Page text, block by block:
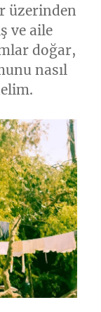
üzerinden
ve aile
doğar,
nasıl